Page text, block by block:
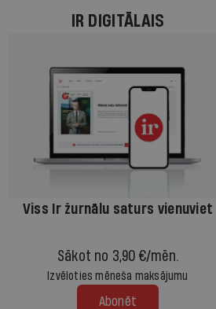
IR DIGITĀLAIS
Viss Ir žurnālu saturs vienuviet
Sākot no 3,90 €/mēn.
Izvēloties mēneša maksājumu
Abonēt